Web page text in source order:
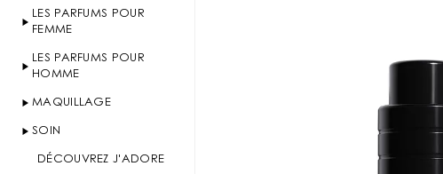
LES PARFUMS POUR
FEMME
LES PARFUMS POUR
HOMME
MAQUILLAGE
SOIN
DÉCOUVREZ J'ADORE